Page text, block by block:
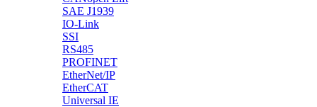
SAE J1939
IO-Link
SSI
RS485
PROFINET
EtherNet/IP
EtherCAT
Universal IE